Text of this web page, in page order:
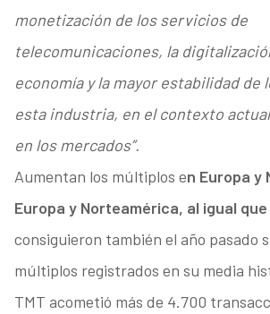
monetización de los servicios de
telecomunicaciones, la
economía y la mayor estabilidad de
esta industria, en el contexto
en los mercados”.
Aumentan los múltiplos en Europa y
Europa y Norteamérica, al igual que
consiguieron también el año pasado
múltiplos registrados en su media
TMT acometió más de 4.700